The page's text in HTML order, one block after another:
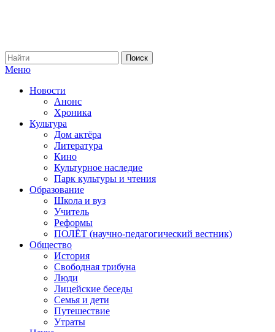
Меню
Новости
Анонс
Хроника
Культура
Дом актёра
Литература
Кино
Культурное наследие
Парк культуры и чтения
Образование
Школа и вуз
Учитель
Реформы
ПОЛЁТ (научно-педагогический вестник)
Общество
История
Свободная трибуна
Люди
Лицейские беседы
Семья и дети
Путешествие
Утраты